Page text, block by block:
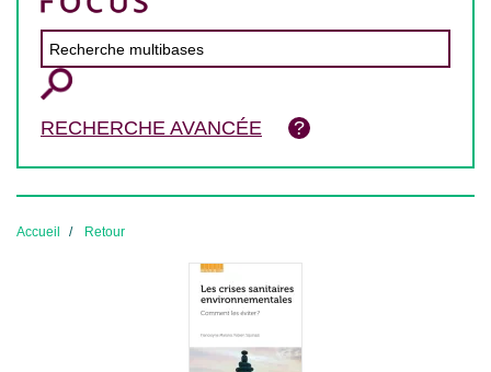
RECHERCHE AVANCÉE
Accueil Retour